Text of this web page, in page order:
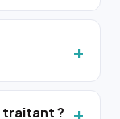
traitant ?